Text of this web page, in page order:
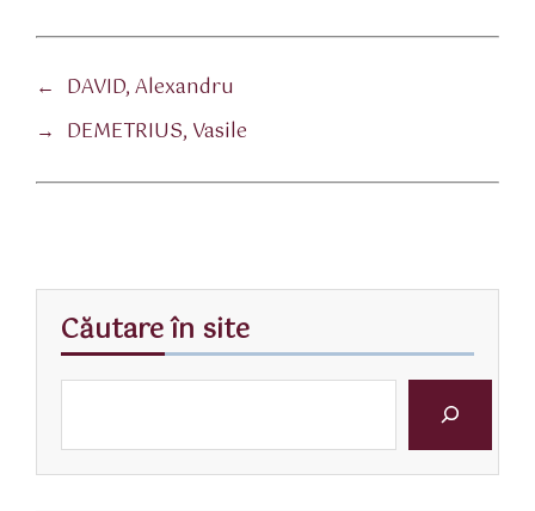
← DAVID, Alexandru
→ DEMETRIUS, Vasile
Căutare în site